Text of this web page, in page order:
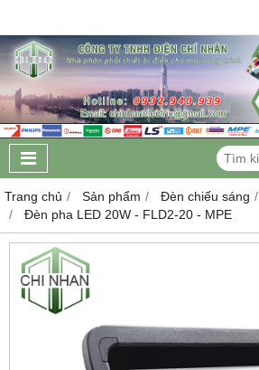
Trang chủ Sản phẩm Đèn chiếu sáng
Đèn pha LED 20W - FLD2-20 - MPE